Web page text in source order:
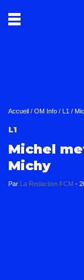
Accueil / OM Info / L1 /
L1
Michel
Michy
Par La Redaction FCM -